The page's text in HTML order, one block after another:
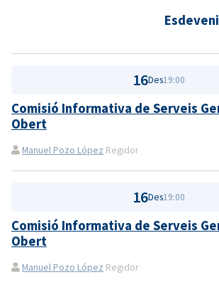
16Des19:00
Comisió Informativa de Serveis
Obert
Manuel Pozo López Regidor
16Des19:00
Comisió Informativa de Serveis
Obert
Manuel Pozo López Regidor